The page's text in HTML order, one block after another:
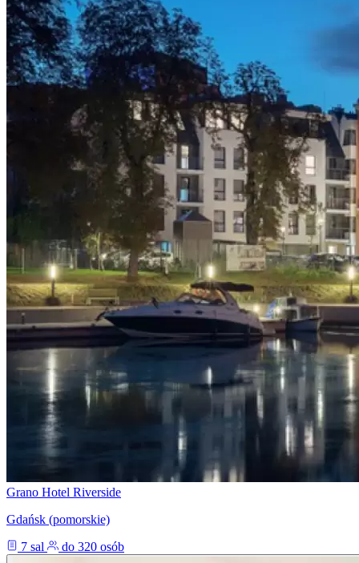
Grano Hotel Riverside
Gdańsk (pomorskie)
7 sal
do 320 osób